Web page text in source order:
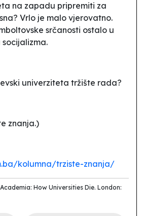
na zapadu pripremiti za
Vrlo je malo vjerovatno.
srčanosti ostalo u
socijalizma.
univerziteta tržište rada?
znanja.)
kolumna/trziste-znanja/
How Universities Die. London: